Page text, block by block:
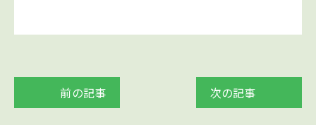
前の記事 次の記事